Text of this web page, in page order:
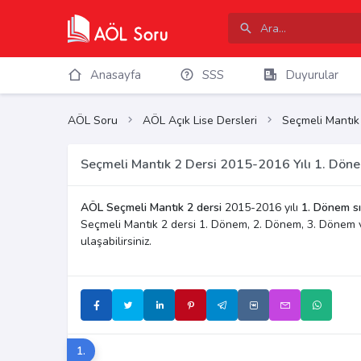
Anasayfa SSS Duyurular
AÖL Soru AÖL Açık Lise Dersleri Seçmeli
Seçmeli Mantık 2 Dersi 2015-2016 Yılı 1.
AÖL Seçmeli Mantık 2 dersi 2015-2016 yılı 1. Dönem
Seçmeli Mantık 2 dersi 1. Dönem, 2. Dönem, 3. Dönem
ulaşabilirsiniz.
1.